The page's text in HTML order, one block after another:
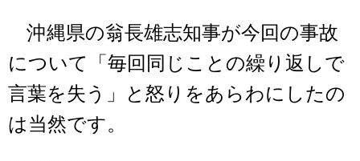
沖縄県の翁長雄志知事が今回の事故
について「毎回同じことの繰り返しで
言葉を失う」と怒りをあらわにしたの
は当然です。